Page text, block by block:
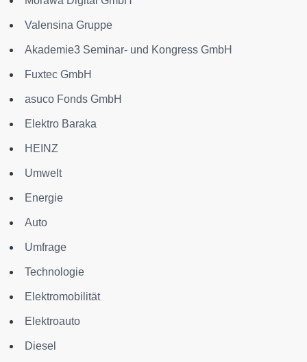
Valensina Gruppe
Akademie3 Seminar- und Kongress GmbH
Fuxtec GmbH
asuco Fonds GmbH
Elektro Baraka
HEINZ
Umwelt
Energie
Auto
Umfrage
Technologie
Elektromobilität
Elektroauto
Diesel